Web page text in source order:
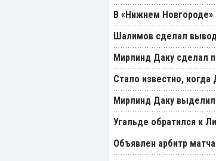
В «Нижнем Новгороде»
Шалимов сделал вывод
Мирлинд Даку сделал
Стало известно,
Мирлинд Даку
Угальде обратился к
Объявлен арбитр